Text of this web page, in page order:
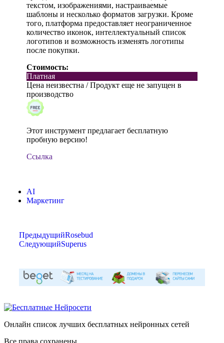
текстом, изображениями, настраиваемые
шаблоны и несколько форматов загрузки. Кроме
того, платформа предоставляет неограниченное
количество иконок, интеллектуальный список
логотипов и возможность изменять логотипы
после покупки.
Стоимость:
Платная
Цена неизвестна / Продукт еще не запущен в
производство
Этот инструмент предлагает бесплатную
пробную версию!
Ссылка
AI
Маркетинг
ПредыдущийRosebud
СледующийSuperus
Онлайн список лучших бесплатных нейронных сетей
Все права сохранены